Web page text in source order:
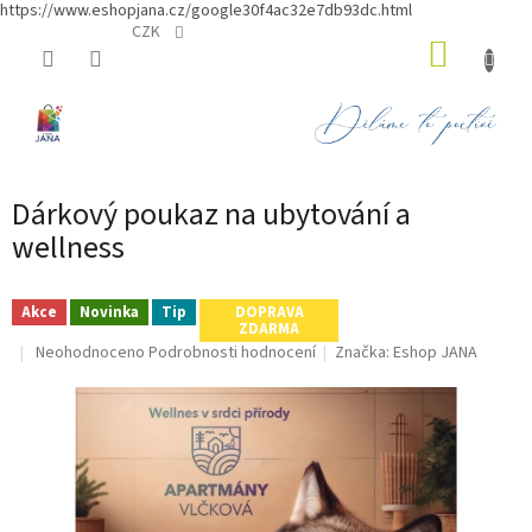
https://www.eshopjana.cz/google30f4ac32e7db93dc.html
CZK
Dárkový poukaz na ubytování a
wellness
Akce Novinka Tip DOPRAVA
ZDARMA
Průměrné
produktu
hvězdiček.
Neohodnoceno Podrobnosti hodnocení Značka:Eshop JANA